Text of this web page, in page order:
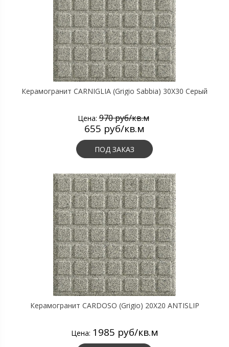
Керамогранит CARNIGLIA (Grigio Sabbia) 30X30 Серый
Цена:970 руб/кв.м
655 руб/кв.м
ПОД ЗАКАЗ
Керамогранит CARDOSO (Grigio) 20X20 ANTISLIP
Цена: 1985 руб/кв.м